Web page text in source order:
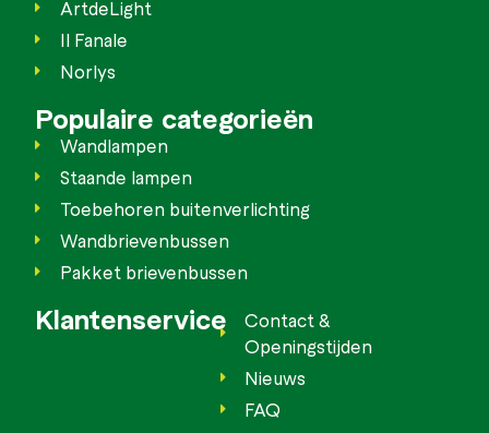
ArtdeLight
Il Fanale
Norlys
Populaire categorieën
Wandlampen
Staande lampen
Toebehoren buitenverlichting
Wandbrievenbussen
Pakket brievenbussen
Klantenservice
Contact &
Openingstijden
Nieuws
FAQ